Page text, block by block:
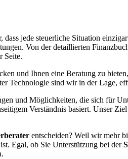
dass jede steuerliche Situation
Von der detaillierten
Seite.
und Ihnen eine Beratung zu
Technologie sind wir in der Lage,
und Möglichkeiten, die sich für
Verständnis basiert. Unser
entscheiden? Weil wir mehr
Egal, ob Sie Unterstützung bei der